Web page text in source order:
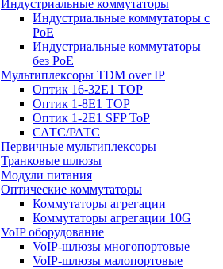
Индустриальные коммутаторы
Индустриальные коммутаторы с
PoE
Индустриальные коммутаторы
без PoE
Мультиплексоры TDM over IP
Оптик 16-32E1 TOP
Оптик 1-8E1 TOP
Оптик 1-2E1 SFP ToP
САТС/РАТС
Первичные мультиплексоры
Транковые шлюзы
Модули питания
Оптические коммутаторы
Коммутаторы агрегации
Коммутаторы агрегации 10G
VoIP оборудование
VoIP-шлюзы многопортовые
VoIP-шлюзы малопортовые